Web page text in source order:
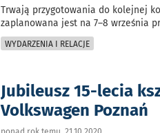
Trwają przygotowania do kolejnej
zaplanowana jest na 7–8 września
WYDARZENIA I RELACJE
Jubileusz 15-lecia
Volkswagen Poznań